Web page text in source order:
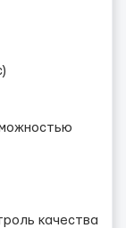
качества